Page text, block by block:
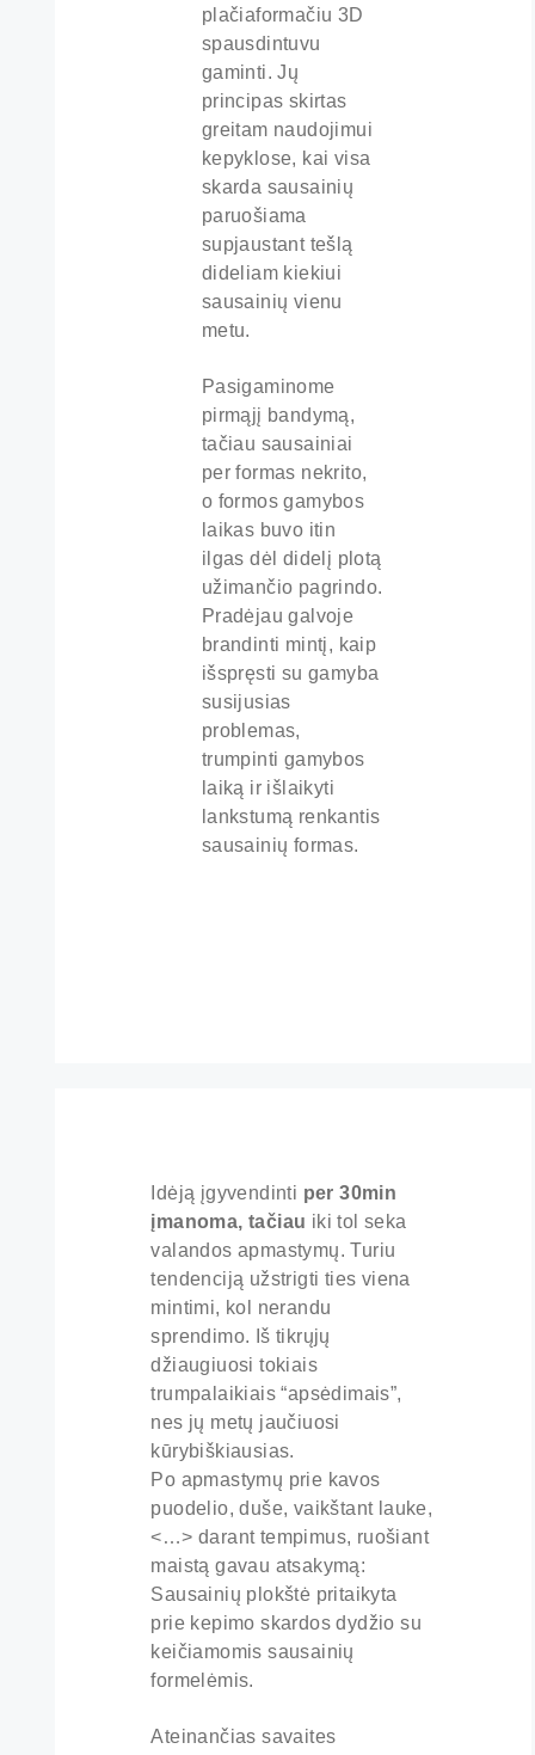
plačiaformačiu 3D
spausdintuvu
gaminti. Jų
principas skirtas
greitam naudojimui
kepyklose, kai visa
skarda sausainių
paruošiama
supjaustant tešlą
dideliam kiekiui
sausainių vienu
metu.
Pasigaminome
pirmąjį bandymą,
tačiau sausainiai
per formas nekrito,
o formos gamybos
laikas buvo itin
ilgas dėl didelį plotą
užimančio pagrindo.
Pradėjau galvoje
brandinti mintį, kaip
išspręsti su gamyba
susijusias
problemas,
trumpinti gamybos
laiką ir išlaikyti
lankstumą renkantis
sausainių formas.
Idėją įgyvendinti per 30min
įmanoma, tačiau iki tol seka
valandos apmastymų. Turiu
tendenciją užstrigti ties viena
mintimi, kol nerandu
sprendimo. Iš tikrųjų
džiaugiuosi tokiais
trumpalaikiais “apsėdimais”,
nes jų metų jaučiuosi
kūrybiškiausias.
Po apmastymų prie kavos
puodelio, duše, vaikštant lauke,
<…> darant tempimus, ruošiant
maistą gavau atsakymą:
Sausainių plokštė pritaikyta
prie kepimo skardos dydžio su
keičiamomis sausainių
formelėmis.
Ateinančias savaites